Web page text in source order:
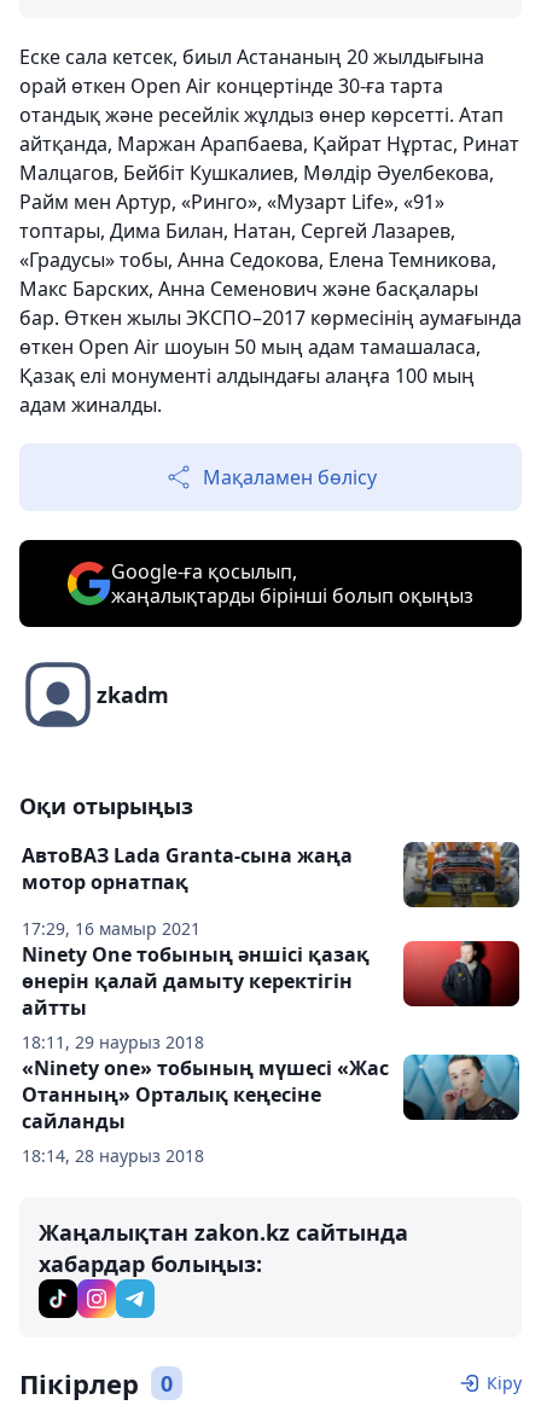
Еске сала кетсек, биыл Астананың 20 жылдығына
орай өткен Open Air концертінде 30-ға тарта
отандық және ресейлік жұлдыз өнер көрсетті. Атап
айтқанда, Маржан Арапбаева, Қайрат Нұртас, Ринат
Малцагов, Бейбіт Кушкалиев, Мөлдір Әуелбекова,
Райм мен Артур, «Ринго», «Музарт Life», «91»
топтары, Дима Билан, Натан, Сергей Лазарев,
«Градусы» тобы, Анна Седокова, Елена Темникова,
Макс Барских, Анна Семенович және басқалары
бар. Өткен жылы ЭКСПО–2017 көрмесінің аумағында
өткен Оpen Аir шоуын 50 мың адам тамашаласа,
Қазақ елі монументі алдындағы алаңға 100 мың
адам жиналды.
Мақаламен бөлісу
Google-ға қосылып,
жаңалықтарды бірінші болып оқыңыз
zkadm
Оқи отырыңыз
17:29, 16 мамыр 2021
АвтоВАЗ Lada Granta-сына жаңа
мотор орнатпақ
18:11, 29 наурыз 2018
Ninety One тобының әншісі қазақ
өнерін қалай дамыту керектігін
айтты
18:14, 28 наурыз 2018
«Ninety one» тобының мүшесі «Жас
Отанның» Орталық кеңесіне
сайланды
Жаңалықтан zakon.kz сайтында
хабардар болыңыз:
Пікірлер 0 Кіру